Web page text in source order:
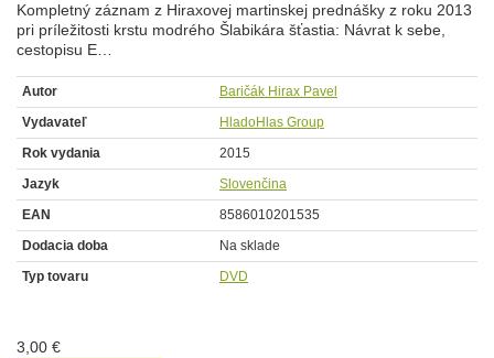
Kompletný záznam z Hiraxovej martinskej prednášky z roku 2013
pri príležitosti krstu modrého Šlabikára šťastia: Návrat k sebe,
cestopisu E…
Autor
Baričák Hirax Pavel
Vydavateľ
HladoHlas Group
Rok vydania
2015
Jazyk
Slovenčina
EAN
8586010201535
Dodacia doba
Na sklade
Typ tovaru
DVD
3,00 €